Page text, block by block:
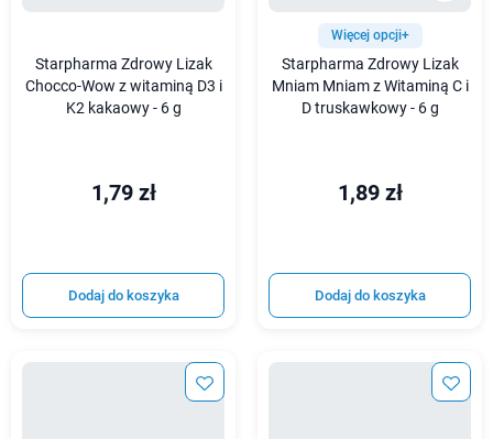
Starpharma Zdrowy Lizak
Chocco-Wow z witaminą D3 i
K2 kakaowy - 6 g
1,79 zł
Dodaj do koszyka
Więcej opcji+
Starpharma Zdrowy Lizak
Mniam Mniam z Witaminą C i
D truskawkowy - 6 g
1,89 zł
Dodaj do koszyka